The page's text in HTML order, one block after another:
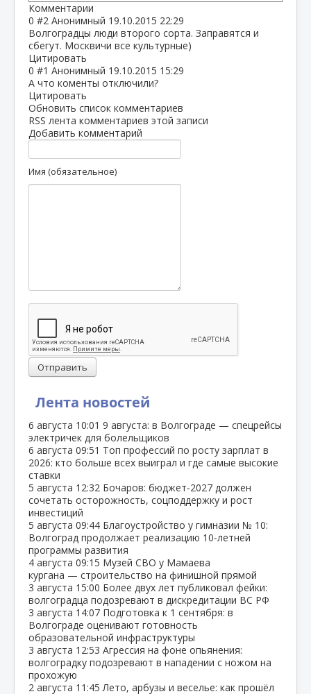
Лента новостей
6 августа 10:01 9 августа: в Волгограде — спецрейсы
электричек для болельщиков
6 августа 09:51 Топ профессий по росту зарплат в
2026: кто больше всех выиграл и где самые высокие
ставки
5 августа 12:32 Бочаров: бюджет‑2027 должен
сочетать осторожность, соцподдержку и рост
инвестиций
5 августа 09:44 Благоустройство у гимназии № 10:
Волгоград продолжает реализацию 10‑летней
программы развития
4 августа 09:15 Музей СВО у Мамаева
кургана — строительство на финишной прямой
3 августа 15:00 Более двух лет публиковал фейки:
волгоградца подозревают в дискредитации ВС РФ
3 августа 14:07 Подготовка к 1 сентября: в
Волгограде оценивают готовность
образовательной инфраструктуры
3 августа 12:53 Агрессия на фоне опьянения:
волгоградку подозревают в нападении с ножом на
прохожую
2 августа 11:45 Лето, арбузы и веселье: как прошёл
Комментарии
0 #2 Анонимный 19.10.2015 22:29
Волгоградцы люди второго сорта. Заправятся и
сбегут. Москвичи все культурные)
Цитировать
0 #1 Анонимный 19.10.2015 15:29
А что коменты отключили?
Цитировать
Обновить список комментариев
RSS лента комментариев этой записи
Добавить комментарий
Имя (обязательное)
Отправить